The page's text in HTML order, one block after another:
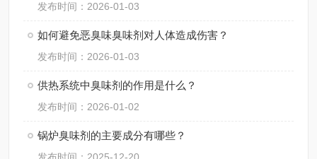
发布时间：2026-01-03
如何避免恶臭味臭味剂对人体造成伤害？
发布时间：2026-01-03
供热系统中臭味剂的作用是什么？
发布时间：2026-01-02
锅炉臭味剂的主要成分有哪些？